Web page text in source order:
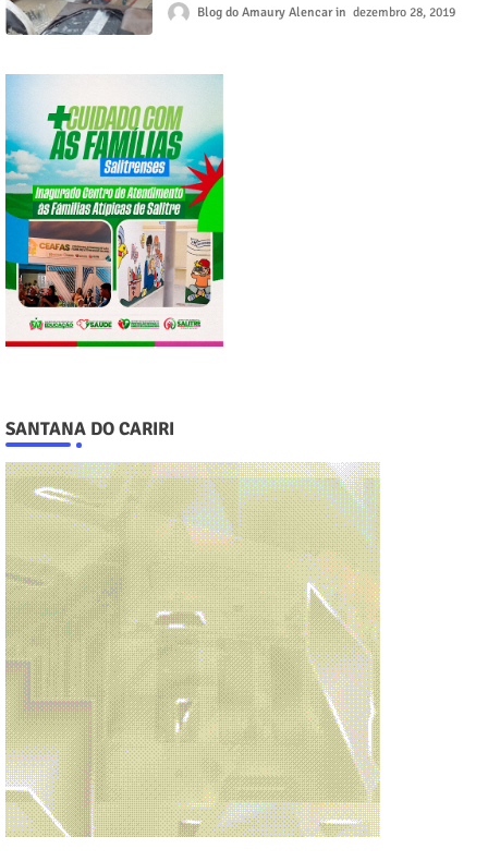
Blog do Amaury Alencar dezembro 28, 2019
SANTANA DO CARIRI